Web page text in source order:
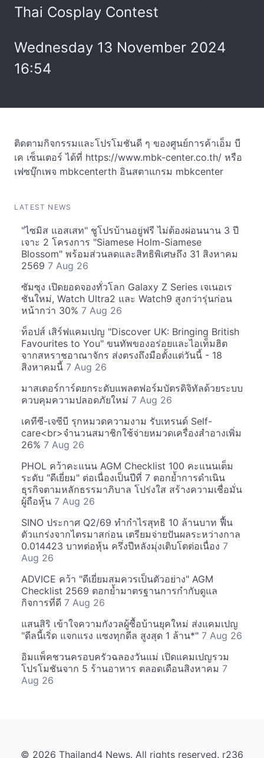
Thai Cosplay Contest
Wednesday 13 November 2024
16:54
ติดตามกิจกรรมและโปรโมชันดี ๆ ของศูนย์การค้าเอ็ม บี
เค เซ็นเตอร์ ได้ที่ https://www.mbk-center.co.th/ หรือ
เฟซบุ๊กเพจ mbkcenterth อินสตาแกรม mbkcenter
LATEST NEWS
"ไซมิส แอสเสท" ชูโปรบ้านอยู่ฟรี ไม่ต้องผ่อนนาน 3 ปี
เจาะ 2 โครงการ "Siamese Holm-Siamese
Blossom" พร้อมส่วนลดและสิทธิพิเศษถึง 31 สิงหาคม
2569 7 Aug 26
ซัมซุง เปิดยอดจองทั่วโลก Galaxy Z Series เจเนอเร
ชันใหม่, Watch Ultra2 และ Watch9 สูงกว่ารุ่นก่อน
หน้ากว่า 30% 7 Aug 26
ท็อปส์ เสิร์ฟแคมเปญ "Discover UK: Bringing British
Favourites to You" ขนทัพของอร่อยและไอเท็มฮิต
จากสหราชอาณาจักร ส่งตรงถึงมือตั้งแต่วันนี้ - 18
สิงหาคมนี้ 7 Aug 26
มาสเตอร์การ์ดยกระดับแพลตฟอร์มบัตรดิจิทัลด้วยระบบ
ควบคุมความปลอดภัยใหม่ 7 Aug 26
เคทีซี-เจซีบี รุกหมวดความงาม รับเทรนด์ Self-
care<br>จำนวนสมาชิกใช้จ่ายหมวดเครื่องสำอางเพิ่ม
26% 7 Aug 26
PHOL คว้าคะแนน AGM Checklist 100 คะแนนเต็ม
ระดับ "ดีเยี่ยม" ต่อเนื่องเป็นปีที่ 7 ตอกย้ำการดำเนิน
ธุรกิจตามหลักธรรมาภิบาล โปร่งใส สร้างความเชื่อมั่น
ผู้ถือหุ้น 7 Aug 26
SINO ประกาศ Q2/69 ทำกำไรสุทธิ 10 ล้านบาท ฟื้น
ตัวแกร่งจากไตรมาสก่อน เตรียมจ่ายปันผลระหว่างกาล
0.014423 บาทต่อหุ้น ครึ่งปีหลังมุ่งเติบโตต่อเนื่อง 7
Aug 26
ADVICE คว้า "ดีเยี่ยมสมควรเป็นตัวอย่าง" AGM
Checklist 2569 ตอกย้ำมาตรฐานการกำกับดูแล
กิจการที่ดี 7 Aug 26
แสนสิริ เข้าใจความกังวลผู้ซื้อบ้านยุคใหม่ ส่งแคมเปญ
"ดีลนี้เริ่ด แจกแรง แซงทุกดีล สูงสุด 1 ล้าน*" 7 Aug 26
อิมแพ็คชวนครอบครัวฉลองวันแม่ เปิดแคมเปญรวม
โปรโมชันจาก 5 ร้านอาหาร ตลอดเดือนสิงหาคม 7
Aug 26
© 2026 Thailand4 News. All rights reserved. r236